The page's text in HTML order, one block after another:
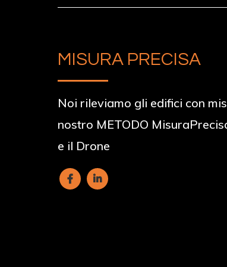
MISURA PRECISA
Noi rileviamo gli edifici con
nostro METODO
e il Drone